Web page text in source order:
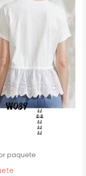
paquete